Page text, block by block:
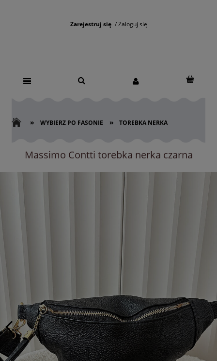
Zarejestruj się Zaloguj się
» WYBIERZ PO FASONIE » TOREBKA NERKA
Massimo Contti torebka nerka czarna